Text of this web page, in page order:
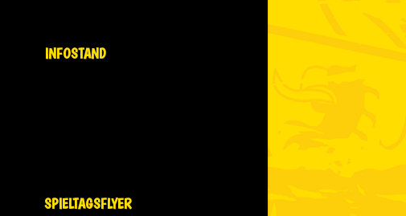
INFOSTAND
SPIELTAGSFLYER